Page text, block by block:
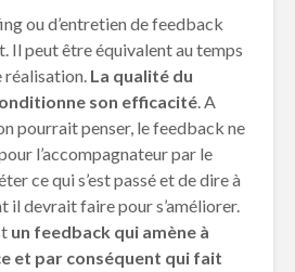
ou d’entretien de feedback
Il peut être équivalent au temps
réalisation. La qualité du
son efficacité. A
pourrait penser, le feedback ne
l’accompagnateur par le
ce qui s’est passé et de dire à
il devrait faire pour s’améliorer.
un feedback qui amène à
et par conséquent qui fait